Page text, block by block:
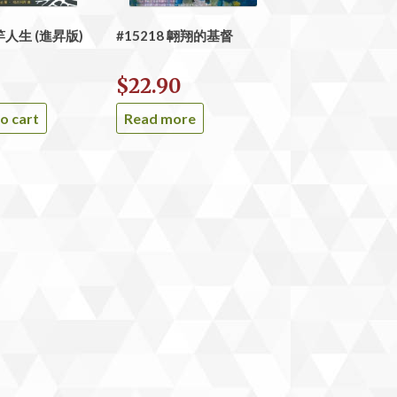
生 (進昇版)
cart
#15218 翺翔的基督
$22.90
Read more